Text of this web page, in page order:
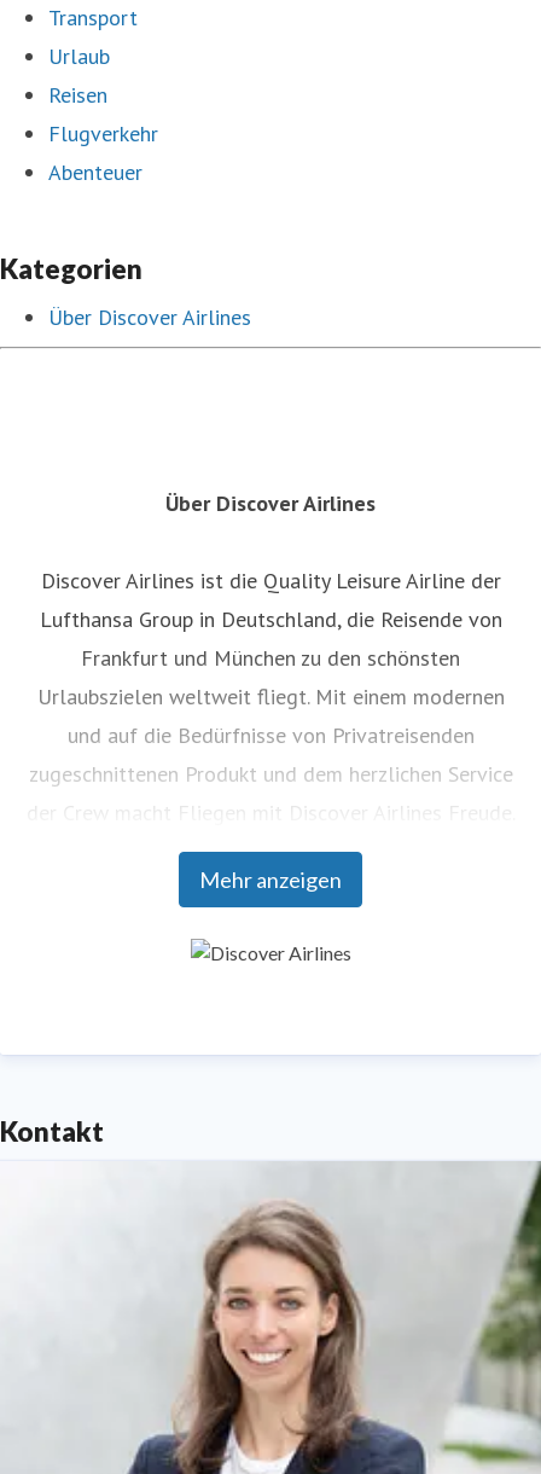
Transport
Urlaub
Reisen
Flugverkehr
Abenteuer
Kategorien
Über Discover Airlines
Über Discover Airlines
Discover Airlines ist die Quality Leisure Airline der
Lufthansa Group in Deutschland, die Reisende von
Frankfurt und München zu den schönsten
Urlaubszielen weltweit fliegt. Mit einem modernen
und auf die Bedürfnisse von Privatreisenden
zugeschnittenen Produkt und dem herzlichen Service
der Crew macht Fliegen mit Discover Airlines Freude.
Seit Sommer 2021 ergänzt Discover Airlines das
Angebot der Lufthansa Group im wachsenden
durchgängigen Buchungsprozess und nahtlosem
Airlines. Discover Airlines hat ihren Hauptsitz in
Frankfurt, betreibt aktuell eine Flotte von 27
Flugzeugen und beschäftigt rund 2000 Mitarbeitende.
Die Flüge sind auf discover-airlines.com, allen
Buchungskanälen und Webseiten der Lufthansa Group
sowie im Reisebüro buchbar.
Mehr anzeigen
Kontakt